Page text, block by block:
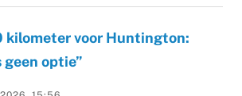
kilometer voor Huntington:
geen optie”